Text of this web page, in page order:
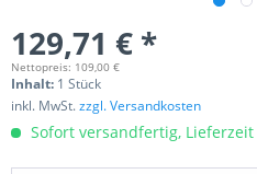
129,71 € *
Nettopreis: 109,00 €
Inhalt: 1 Stück
inkl. MwSt.zzgl. Versandkosten
Sofort versandfertig, Lieferzeit